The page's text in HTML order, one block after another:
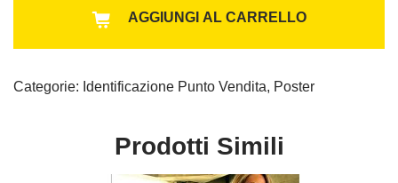
AGGIUNGI AL CARRELLO
Categorie: Identificazione Punto Vendita, Poster
Prodotti Simili